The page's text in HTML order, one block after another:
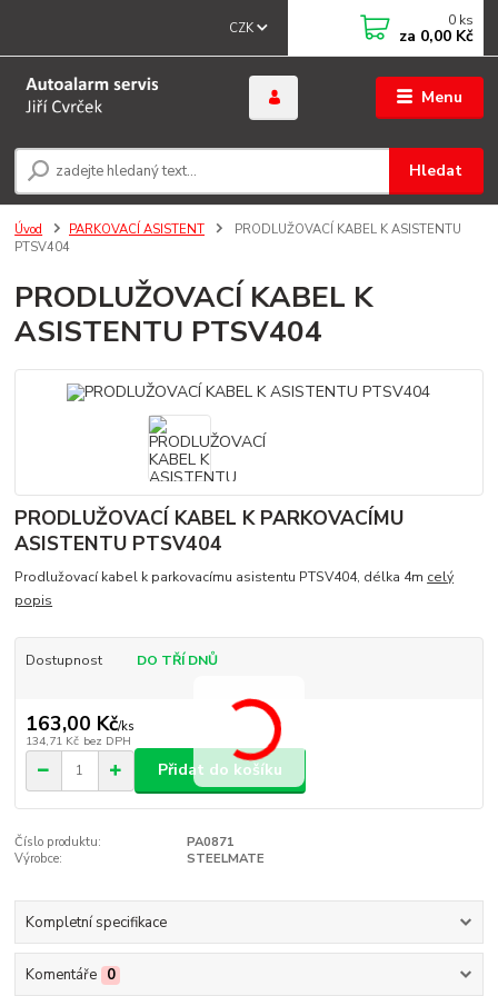
Menu
CZK
Hledat
0 ks
za 0,00 Kč
Úvod PARKOVACÍ ASISTENT
PRODLUŽOVACÍ KABEL K ASISTENTU
PTSV404
PRODLUŽOVACÍ KABEL K
ASISTENTU PTSV404
PRODLUŽOVACÍ KABEL K PARKOVACÍMU
ASISTENTU PTSV404
Prodlužovací kabel k parkovacímu asistentu PTSV404, délka 4m celý
popis
Dostupnost DO TŘÍ DNŮ
163,00 Kč/ks
134,71 Kč bez DPH
Přidat do košíku
Číslo produktu:
PA0871
Výrobce:
STEELMATE
Kompletní specifikace
Komentáře 0